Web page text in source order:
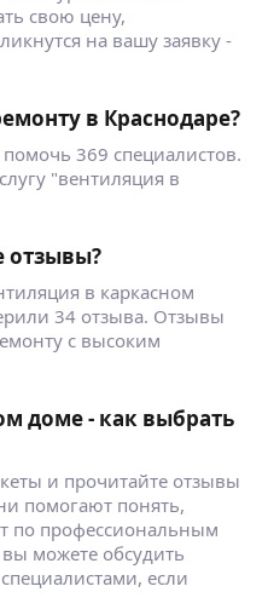
свою цену,
на вашу заявку -
в Краснодаре?
369 специалистов.
"вентиляция в
отзывы?
в каркасном
34 отзыва. Отзывы
с высоким
доме - как выбрать
и прочитайте отзывы
помогают понять,
по профессиональным
можете обсудить
если